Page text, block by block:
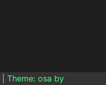
Theme: osa by